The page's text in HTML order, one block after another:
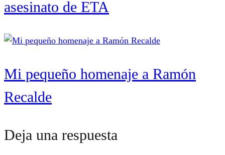
asesinato de ETA
Mi pequeño homenaje a Ramón
Recalde
Deja una respuesta